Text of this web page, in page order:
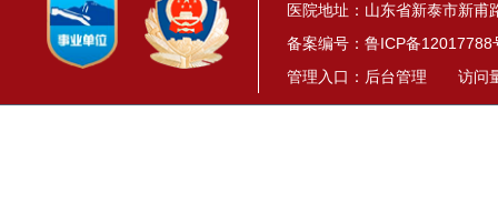
医院地址：山东省新泰市新甫
备案编号： 鲁ICP备12017788
管理入口： 后台管理 访问量